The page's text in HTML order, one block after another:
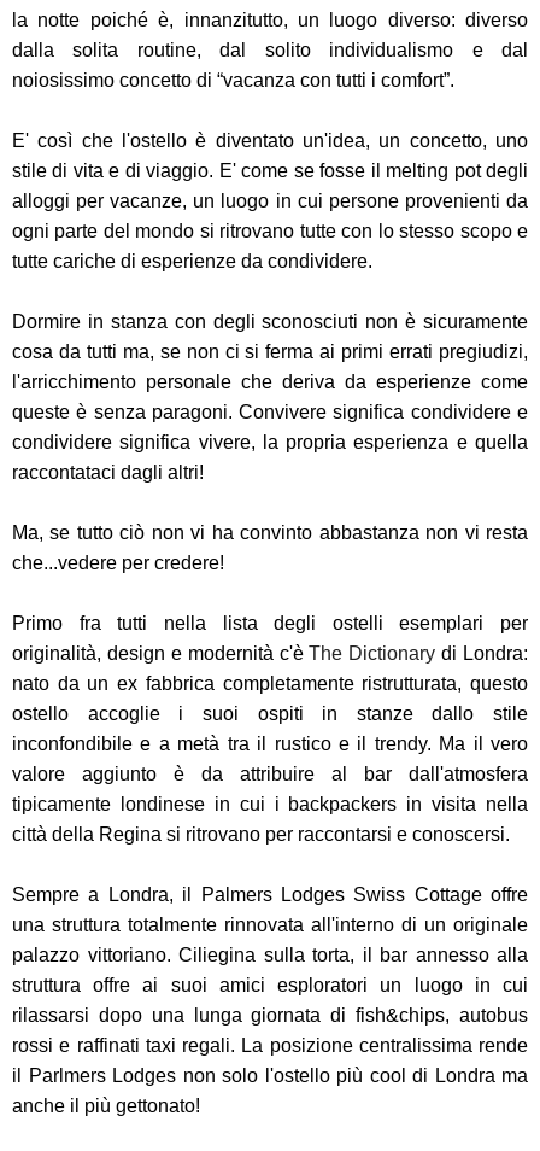
la notte poiché è, innanzitutto, un luogo diverso: diverso
dalla solita routine, dal solito individualismo e dal
noiosissimo concetto di “vacanza con tutti i comfort”.
E' così che l'ostello è diventato un'idea, un concetto, uno
stile di vita e di viaggio. E' come se fosse il melting pot degli
alloggi per vacanze, un luogo in cui persone provenienti da
ogni parte del mondo si ritrovano tutte con lo stesso scopo e
tutte cariche di esperienze da condividere.
Dormire in stanza con degli sconosciuti non è sicuramente
cosa da tutti ma, se non ci si ferma ai primi errati pregiudizi,
l'arricchimento personale che deriva da esperienze come
queste è senza paragoni. Convivere significa condividere e
condividere significa vivere, la propria esperienza e quella
raccontataci dagli altri!
Ma, se tutto ciò non vi ha convinto abbastanza non vi resta
che...vedere per credere!
Primo fra tutti nella lista degli ostelli esemplari per
originalità, design e modernità c'èThe Dictionary di Londra:
nato da un ex fabbrica completamente ristrutturata, questo
ostello accoglie i suoi ospiti in stanze dallo stile
inconfondibile e a metà tra il rustico e il trendy. Ma il vero
valore aggiunto è da attribuire al bar dall'atmosfera
tipicamente londinese in cui i backpackers in visita nella
città della Regina si ritrovano per raccontarsi e conoscersi.
Sempre a Londra, il Palmers Lodges Swiss Cottage offre
una struttura totalmente rinnovata all'interno di un originale
palazzo vittoriano. Ciliegina sulla torta, il bar annesso alla
struttura offre ai suoi amici esploratori un luogo in cui
rilassarsi dopo una lunga giornata di fish&chips, autobus
rossi e raffinati taxi regali. La posizione centralissima rende
il Parlmers Lodges non solo l'ostello più cool di Londra ma
anche il più gettonato!